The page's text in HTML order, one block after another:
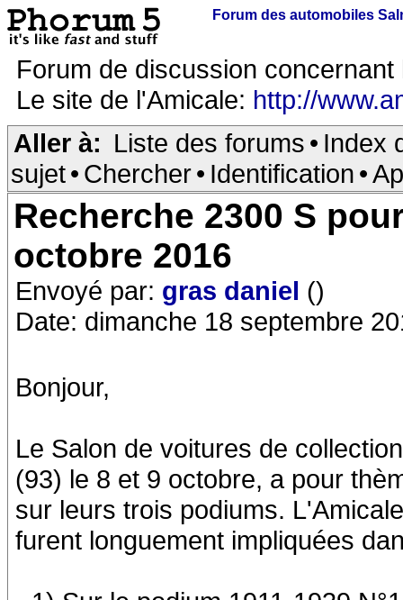
Forum des automobiles
Forum de discussion
Le site de l'Amicale: http://
Aller à: Liste des forums • Index
sujet• Chercher• Identification •
Recherche 2300 S
octobre 2016
Envoyé par: gras daniel ()
Date: dimanche 18 septembre
Bonjour,
Le Salon de voitures de
(93) le 8 et 9 octobre, a pour
sur leurs trois podiums.
furent longuement impliquées